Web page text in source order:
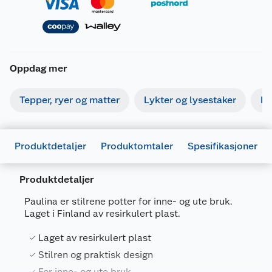
Oppdag mer
Tepper, ryer og matter Lykter og lysestaker
Produktdetaljer Produktomtaler Spesifikasjoner
Produktdetaljer
Paulina er stilrene potter for inne- og ute bruk.
Laget i Finland av resirkulert plast.
Laget av resirkulert plast
Stilren og praktisk design
Artikkelnummer
Leverandørens artikkelnummer
Størrelse